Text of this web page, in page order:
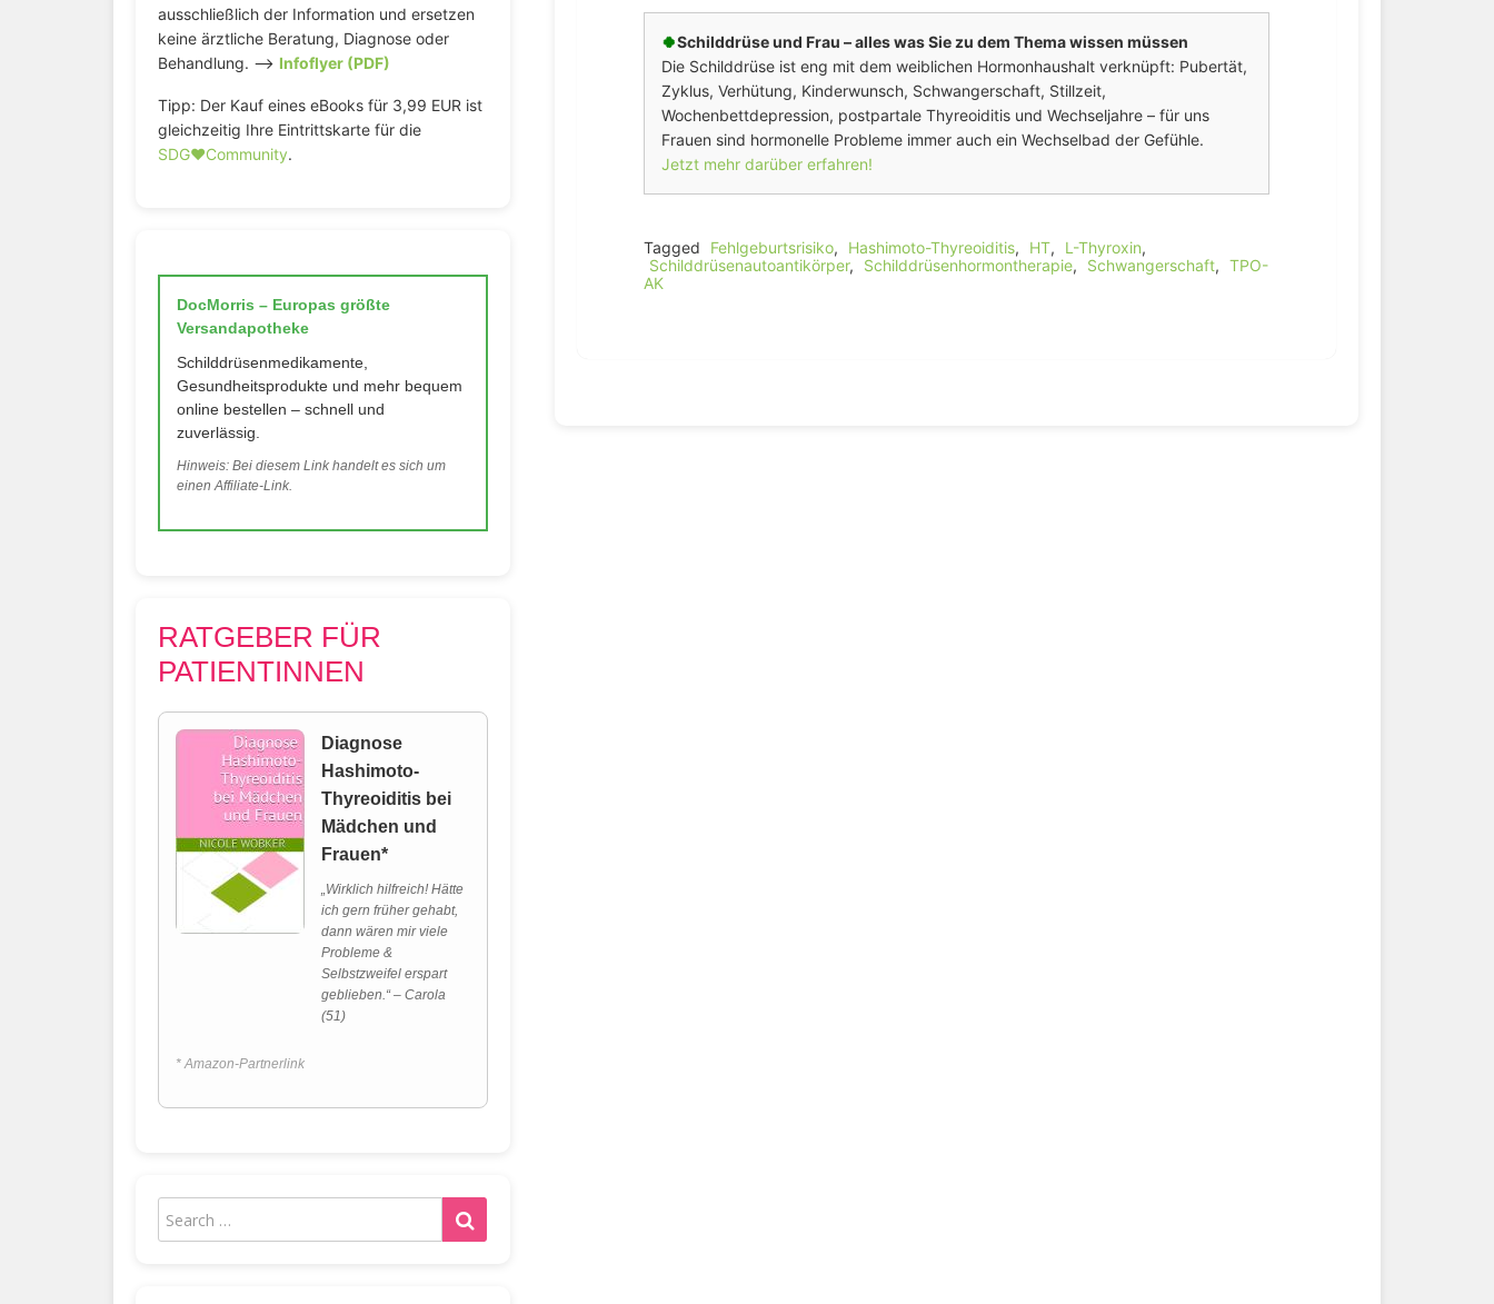
🍀Schilddrüse und Frau – alles was Sie zu dem Thema wissen müssen
Die Schilddrüse ist eng mit dem weiblichen Hormonhaushalt verknüpft: Pubertät,
Zyklus, Verhütung, Kinderwunsch, Schwangerschaft, Stillzeit,
Wochenbettdepression, postpartale Thyreoiditis und Wechseljahre – für uns
Frauen sind hormonelle Probleme immer auch ein Wechselbad der Gefühle.
Jetzt mehr darüber erfahren!
Tagged Fehlgeburtsrisiko, Hashimoto-Thyreoiditis, HT, L-Thyroxin,
Schilddrüsenautoantikörper, Schilddrüsenhormontherapie, Schwangerschaft, TPO-
AK
ausschließlich der Information und ersetzen
keine ärztliche Beratung, Diagnose oder
Behandlung. –> Infoflyer (PDF)
Tipp: Der Kauf eines eBooks für 3,99 EUR ist
gleichzeitig Ihre Eintrittskarte für die
SDG♥️Community.
DocMorris – Europas größte
Versandapotheke
Schilddrüsenmedikamente,
Gesundheitsprodukte und mehr bequem
online bestellen – schnell und
zuverlässig.
Hinweis: Bei diesem Link handelt es sich um
einen Affiliate-Link.
RATGEBER FÜR
PATIENTINNEN
Diagnose
Hashimoto-
Thyreoiditis bei
Mädchen und
Frauen*
„Wirklich hilfreich! Hätte
ich gern früher gehabt,
dann wären mir viele
Probleme &
Selbstzweifel erspart
geblieben.“ – Carola
(51)
* Amazon-Partnerlink